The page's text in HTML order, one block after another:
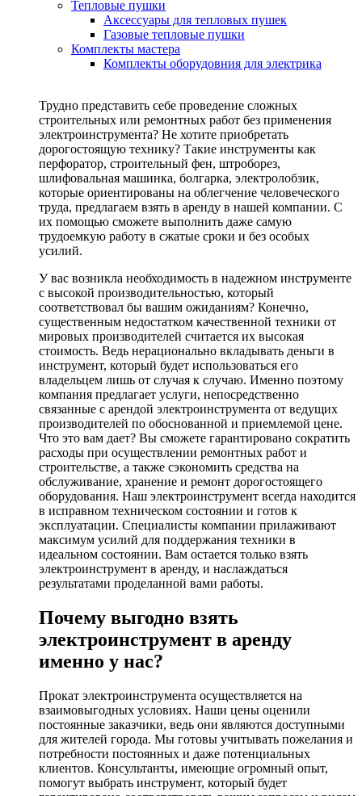
Тепловые пушки
Аксессуары для тепловых пушек
Газовые тепловые пушки
Комплекты мастера
Комплекты оборудовния для электрика
Трудно представить себе проведение сложных
строительных или ремонтных работ без применения
электроинструмента? Не хотите приобретать
дорогостоящую технику? Такие инструменты как
перфоратор, строительный фен, штроборез,
шлифовальная машинка, болгарка, электролобзик,
которые ориентированы на облегчение человеческого
труда, предлагаем взять в аренду в нашей компании. С
их помощью сможете выполнить даже самую
трудоемкую работу в сжатые сроки и без особых
усилий.
У вас возникла необходимость в надежном инструменте
с высокой производительностью, который
соответствовал бы вашим ожиданиям? Конечно,
существенным недостатком качественной техники от
мировых производителей считается их высокая
стоимость. Ведь нерационально вкладывать деньги в
инструмент, который будет использоваться его
владельцем лишь от случая к случаю. Именно поэтому
компания предлагает услуги, непосредственно
связанные с арендой электроинструмента от ведущих
производителей по обоснованной и приемлемой цене.
Что это вам дает? Вы сможете гарантировано сократить
расходы при осуществлении ремонтных работ и
строительстве, а также сэкономить средства на
обслуживание, хранение и ремонт дорогостоящего
оборудования. Наш электроинструмент всегда находится
в исправном техническом состоянии и готов к
эксплуатации. Специалисты компании прилаживают
максимум усилий для поддержания техники в
идеальном состоянии. Вам остается только взять
электроинструмент в аренду, и наслаждаться
результатами проделанной вами работы.
Почему выгодно взять
электроинструмент в аренду
именно у нас?
Прокат электроинструмента осуществляется на
взаимовыгодных условиях. Наши цены оценили
постоянные заказчики, ведь они являются доступными
для жителей города. Мы готовы учитывать пожелания и
потребности постоянных и даже потенциальных
клиентов. Консультанты, имеющие огромный опыт,
помогут выбрать инструмент, который будет